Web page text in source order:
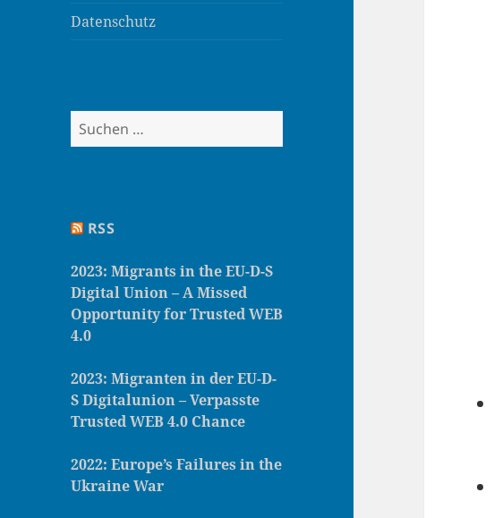
Datenschutz
u
n
a
c
h
:
RSS
2023: Migrants in the EU-D-S
Digital Union – A Missed
Opportunity for Trusted WEB
4.0
2023: Migranten in der EU-D-
S Digitalunion – Verpasste
Trusted WEB 4.0 Chance
2022: Europe’s Failures in the
Ukraine War